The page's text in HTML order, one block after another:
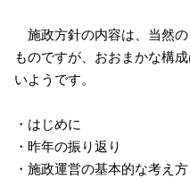
施政方針の内容は、当然
ものですが、おおまかな構
いようです。
・はじめに
・昨年の振り返り
・施政運営の基本的な考え方